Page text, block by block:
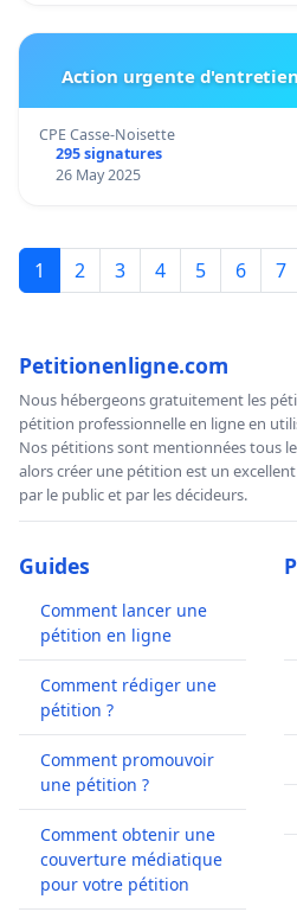
Action urgente
CPE Casse-Noisette
295 signatures
26 May 2025
1 2 3 4 5 6 7
Petitionenligne.com
Nous hébergeons gratuitement les
pétition professionnelle en ligne en
Nos pétitions sont mentionnées tous
alors créer une pétition est un
par le public et par les décideurs.
Guides
Comment lancer une
pétition en ligne
Comment rédiger une
pétition ?
Comment promouvoir
une pétition ?
Comment obtenir une
couverture médiatique
pour votre pétition